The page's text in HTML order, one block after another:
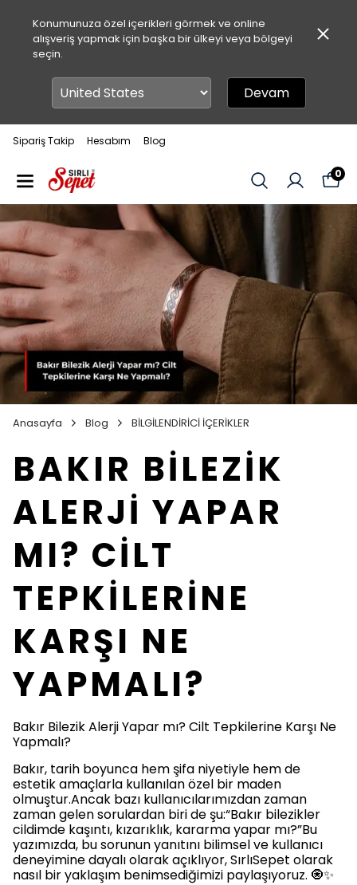
Konumunuza özel içerikleri görmek ve online
alışveriş yapmak için başka bir ülkeyi veya bölgeyi
seçin.
Devam
Sipariş Takip Hesabım Blog
0
Anasayfa Blog BİLGİLENDİRİCİ İÇERİKLER
BAKIR BİLEZİK
ALERJİ YAPAR
MI? CİLT
TEPKİLERİNE
KARŞI NE
YAPMALI?
Bakır Bilezik Alerji Yapar mı? Cilt Tepkilerine Karşı Ne
Yapmalı?
Bakır, tarih boyunca hem şifa niyetiyle hem de
estetik amaçlarla kullanılan özel bir maden
olmuştur.Ancak bazı kullanıcılarımızdan zaman
zaman gelen sorulardan biri de şu:“Bakır bilezikler
cildimde kaşıntı, kızarıklık, kararma yapar mı?”Bu
yazımızda, bu sorunun yanıtını bilimsel ve kullanıcı
deneyimine dayalı olarak açıklıyor, SırlıSepet olarak
nasıl bir yaklaşım benimsediğimizi paylaşıyoruz. 🧿✨